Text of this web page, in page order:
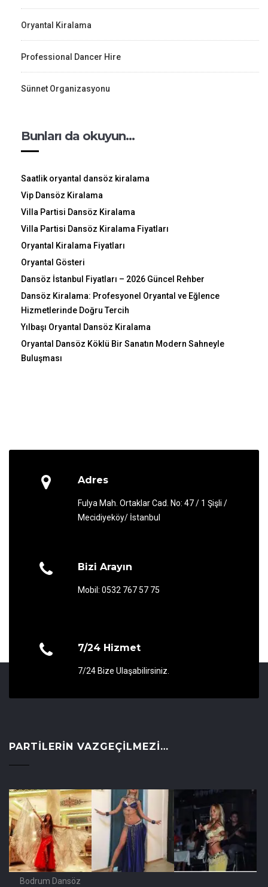
Oryantal Kiralama
Professional Dancer Hire
Sünnet Organizasyonu
Bunları da okuyun…
Saatlik oryantal dansöz kiralama
Vip Dansöz Kiralama
Villa Partisi Dansöz Kiralama
Villa Partisi Dansöz Kiralama Fiyatları
Oryantal Kiralama Fiyatları
Oryantal Gösteri
Dansöz İstanbul Fiyatları – 2026 Güncel Rehber
Dansöz Kiralama: Profesyonel Oryantal ve Eğlence
Hizmetlerinde Doğru Tercih
Yılbaşı Oryantal Dansöz Kiralama
Oryantal Dansöz Köklü Bir Sanatın Modern Sahneyle
Buluşması
Adres
Fulya Mah. Ortaklar Cad. No: 47 / 1 Şişli /
Mecidiyeköy/ İstanbul
Bizi Arayın
Mobil: 0532 767 57 75
7/24 Hizmet
7/24 Bize Ulaşabilirsiniz.
PARTILERIN VAZGEÇILMEZI…
Bodrum Dansöz